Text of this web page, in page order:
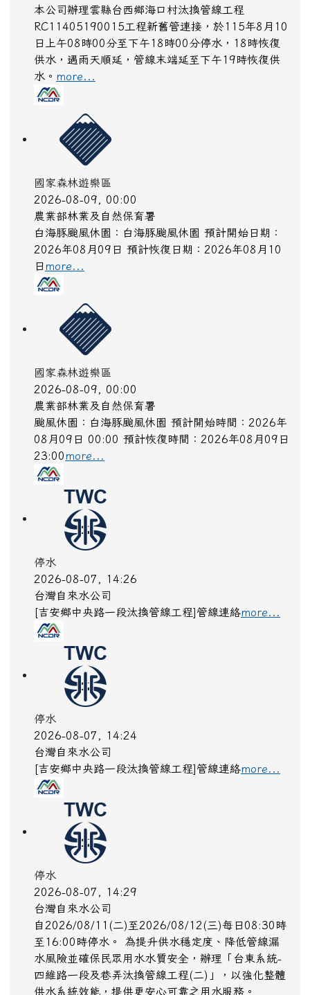
本公司辦理雲縣台西鄉海口村汰換管線工程
RC11405190015工程新舊管連接，於115年8月10
日上午08時00分至下午18時00分停水，18時恢復
供水，遇雨天順延，管線末端延至下午19時恢復供
水。 more...
國家森林遊樂區
2026-08-09, 00:00
農業部林業及自然保育署
白海豚颱風休園：白海豚颱風休園 預計開始日期：
2026年08月09日 預計恢復日期：2026年08月10
日more...
國家森林遊樂區
2026-08-09, 00:00
農業部林業及自然保育署
颱風休園：白海豚颱風休園 預計開始時間：2026年
08月09日 00:00 預計恢復時間：2026年08月09日
23:00more...
停水
2026-08-07, 14:26
台灣自來水公司
[吉安鄉中央路一段汰換管線工程]管線連絡more...
停水
2026-08-07, 14:24
台灣自來水公司
[吉安鄉中央路一段汰換管線工程]管線連絡more...
停水
2026-08-07, 14:29
台灣自來水公司
自2026/08/11(二)至2026/08/12(三)每日08:30時
至16:00時停水。 為提升供水穩定度、降低管線漏
水風險並確保民眾用水水質安全，辦理「台東系統-
四維路一段及巷弄汰換管線工程(二)」，以強化整體
供水系統效能，提供更安心可靠之用水服務。